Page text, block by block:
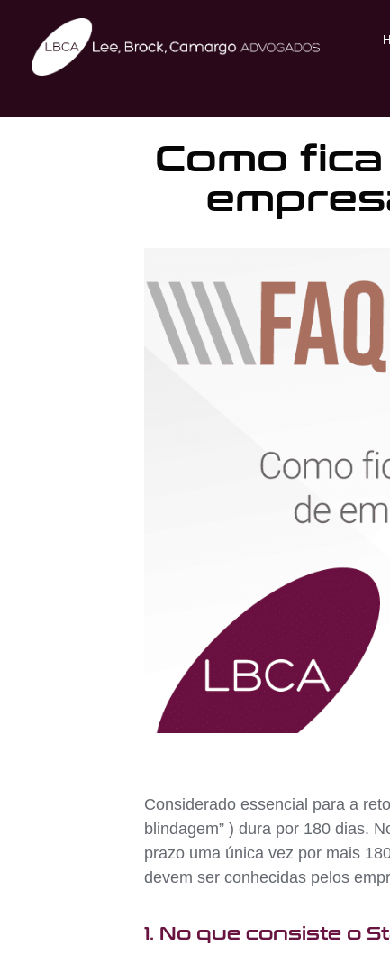
Como
Considerado essencial para a
blindagem” ) dura por 180 dias.
prazo uma única vez por mais
devem ser conhecidas pelos
1. No que consiste o